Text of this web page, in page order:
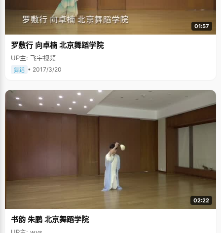
01:57
罗敷行 向卓楠 北京舞蹈学院
UP主: 飞宇视频
舞蹈 • 2017/3/20
02:22
书韵 朱鹏 北京舞蹈学院